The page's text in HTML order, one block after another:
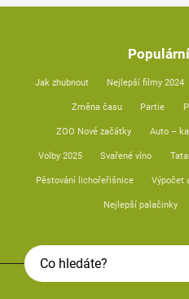
Jak zhubnout Nejlepší filmy 2024
Změna času Partie
ZOO Nové začátky Auto –
Volby 2025 Svařené víno
Pěstování lichořeřišnice Výpočet
Nejlepší palačinky